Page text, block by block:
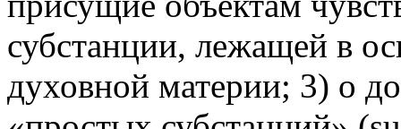
субстанции, лежащей в
духовной материи; 3) о